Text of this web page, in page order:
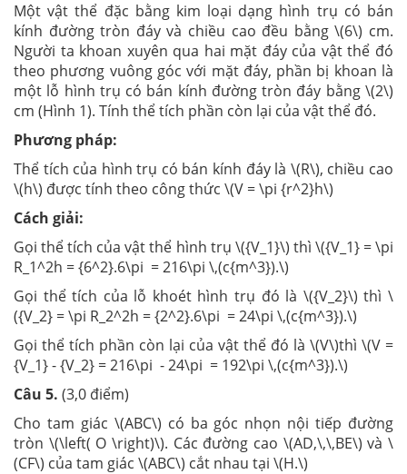
Một vật thể đặc bằng kim loại dạng hình trụ có bán
kính đường tròn đáy và chiều cao đều bằng \(6\) cm.
Người ta khoan xuyên qua hai mặt đáy của vật thể đó
theo phương vuông góc với mặt đáy, phần bị khoan là
một lỗ hình trụ có bán kính đường tròn đáy bằng \(2\)
cm (Hình 1). Tính thể tích phần còn lại của vật thể đó.
Phương pháp:
Thể tích của hình trụ có bán kính đáy là \(R\), chiều cao
\(h\) được tính theo công thức \(V = \pi {r^2}h\)
Cách giải:
Gọi thể tích của vật thể hình trụ \({V_1}\) thì \({V_1} = \pi
R_1^2h = {6^2}.6\pi = 216\pi \,(c{m^3}).\)
Gọi thể tích của lỗ khoét hình trụ đó là \({V_2}\) thì \
({V_2} = \pi R_2^2h = {2^2}.6\pi = 24\pi \,(c{m^3}).\)
Gọi thể tích phần còn lại của vật thể đó là \(V\)thì \(V =
{V_1} - {V_2} = 216\pi - 24\pi = 192\pi \,(c{m^3}).\)
Câu 5. (3,0 điểm)
Cho tam giác \(ABC\) có ba góc nhọn nội tiếp đường
tròn \(\left( O \right)\). Các đường cao \(AD,\,\,BE\) và \
(CF\) của tam giác \(ABC\) cắt nhau tại \(H.\)